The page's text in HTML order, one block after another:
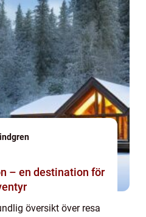
– en destination för
översikt över resa